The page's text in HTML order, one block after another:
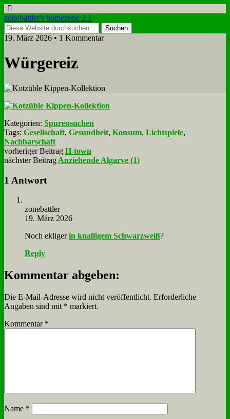
zonebattler's homezone 2.1
19. März 2026 • 1 Kommentar
Wür­ge­reiz
Kategorien: Spurensuchen
Tags: Gesellschaft, Gesundheit, Konsum, Lichtspiele,
Nachbarschaft
vorheriger Beitrag H-town
nächster Beitrag Anziehende Algarve (1)
1 Antwort
zone­batt­ler
19. März 2026
Noch ek­li­gerin knal­li­gem Schwarz­weiß?
Reply
Kommentar abgeben:
Die E-Mail-Adresse wird nicht veröffentlicht. Erforderliche
Angaben sind mit * markiert.
Kommentar *
Name *